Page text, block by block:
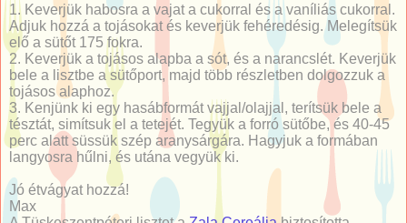
1. Keverjük habosra a vajat a cukorral és a vaníliás cukorral.
Adjuk hozzá a tojásokat és keverjük fehéredésig. Melegítsük
elő a sütőt 175 fokra.
2. Keverjük a tojásos alapba a sót, és a narancslét. Keverjük
bele a lisztbe a sütőport, majd több részletben dolgozzuk a
tojásos alaphoz.
3. Kenjünk ki egy hasábformát vajjal/olajjal, terítsük bele a
tésztát, simítsuk el a tetejét. Tegyük a forró sütőbe, és 40-45
perc alatt süssük szép aranysárgára. Hagyjuk a formában
langyosra hűlni, és utána vegyük ki.
Jó étvágyat hozzá!
Max